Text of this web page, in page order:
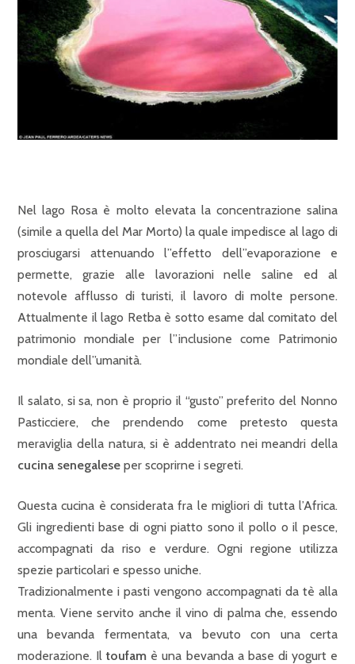
Nel lago Rosa è molto elevata la concentrazione salina
(simile a quella del Mar Morto) la quale impedisce al lago di
prosciugarsi attenuando l”effetto dell”evaporazione e
permette, grazie alle lavorazioni nelle saline ed al
notevole afflusso di turisti, il lavoro di molte persone.
Attualmente il lago Retba è sotto esame dal comitato del
patrimonio mondiale per l”inclusione come Patrimonio
mondiale dell”umanità.
Il salato, si sa, non è proprio il “gusto” preferito del Nonno
Pasticciere, che prendendo come pretesto questa
meraviglia della natura, si è addentrato nei meandri della
cucina senegalese per scoprirne i segreti.
Questa cucina è considerata fra le migliori di tutta l’Africa.
Gli ingredienti base di ogni piatto sono il pollo o il pesce,
accompagnati da riso e verdure. Ogni regione utilizza
spezie particolari e spesso uniche.
Tradizionalmente i pasti vengono accompagnati da tè alla
menta. Viene servito anche il vino di palma che, essendo
una bevanda fermentata, va bevuto con una certa
moderazione. Iltoufam è una bevanda a base di yogurt e